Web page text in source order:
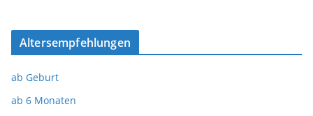
Altersempfehlungen
ab Geburt
ab 6 Monaten